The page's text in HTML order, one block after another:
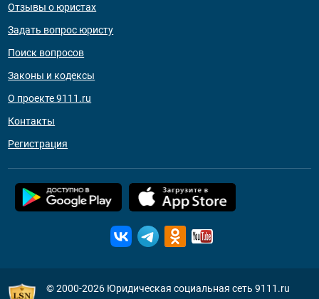
Отзывы о юристах
Задать вопрос юристу
Поиск вопросов
Законы и кодексы
О проекте 9111.ru
Контакты
Регистрация
© 2000-2026 Юридическая социальная сеть 9111.ru